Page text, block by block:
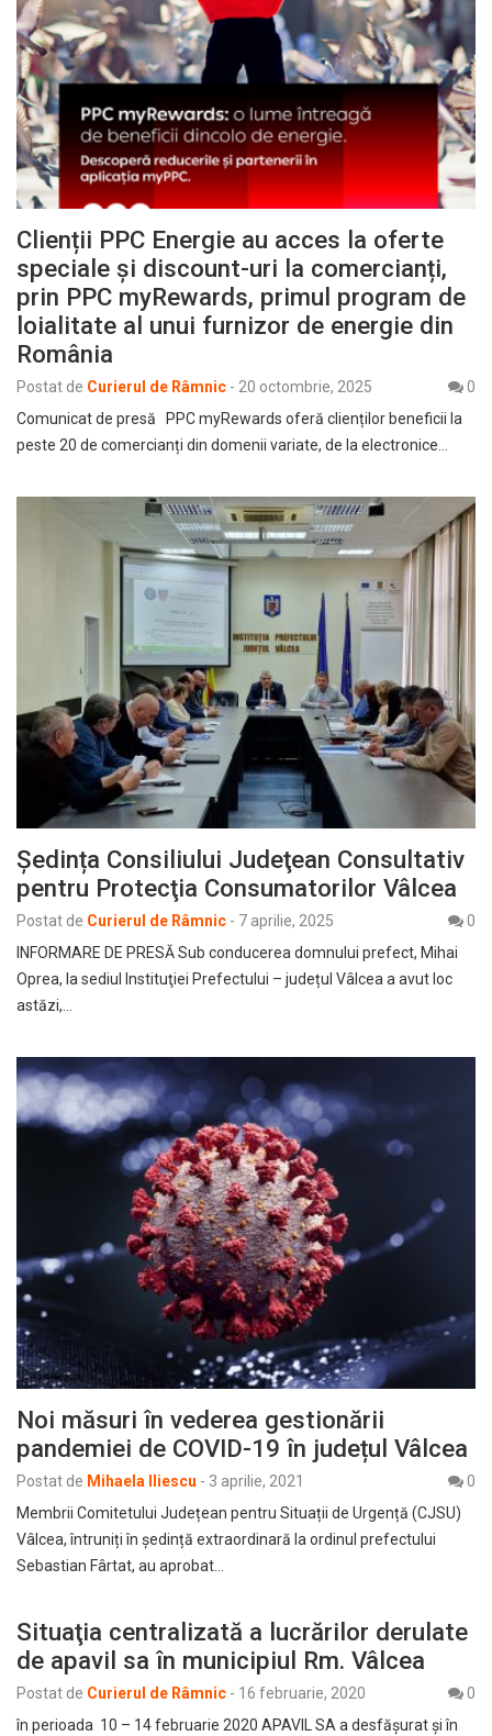
Clienții PPC Energie au acces la oferte
speciale și discount-uri la comercianți,
prin PPC myRewards, primul program de
loialitate al unui furnizor de energie din
România
Postat de Curierul de Râmnic - 20 octombrie, 2025
0
Comunicat de presă PPC myRewards oferă clienților beneficii la
peste 20 de comercianți din domenii variate, de la electronice…
Ședința Consiliului Judeţean Consultativ
pentru Protecţia Consumatorilor Vâlcea
Postat de Curierul de Râmnic - 7 aprilie, 2025
0
INFORMARE DE PRESĂ Sub conducerea domnului prefect, Mihai
Oprea, la sediul Instituţiei Prefectului – județul Vâlcea a avut loc
astăzi,…
Noi măsuri în vederea gestionării
pandemiei de COVID-19 în județul Vâlcea
Postat de Mihaela Iliescu - 3 aprilie, 2021
0
Membrii Comitetului Județean pentru Situații de Urgență (CJSU)
Vâlcea, întruniți în ședință extraordinară la ordinul prefectului
Sebastian Fârtat, au aprobat…
Situaţia centralizată a lucrărilor derulate
de apavil sa în municipiul Rm. Vâlcea
Postat de Curierul de Râmnic - 16 februarie, 2020
0
în perioada 10 – 14 februarie 2020 APAVIL SA a desfăşurat şi în